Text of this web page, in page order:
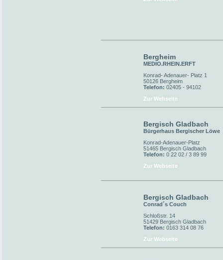
Bergheim
MEDIO.RHEIN.ERFT
Konrad- Adenauer- Platz 1
50126 Bergheim
Telefon: 02405 - 94102
Zur Webseite
Bergisch Gladbach
Bürgerhaus Bergischer Löwe
Konrad-Adenauer-Platz
51465 Bergisch Gladbach
Telefon: 0 22 02 / 3 89 99
Zur Webseite
Bergisch Gladbach
Conrad´s Couch
Schloßstr. 14
51429 Bergisch Gladbach
Telefon: 0163 314 08 76
Zur Webseite